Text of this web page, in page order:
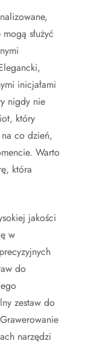
służyć
inicjałami
nigdy nie
który
na co dzień,
Warto
która
jakości
w
do
zestaw do
narzędzi